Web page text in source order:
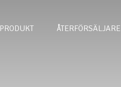
PRODUKT ÅTERFÖRSÄLJARE